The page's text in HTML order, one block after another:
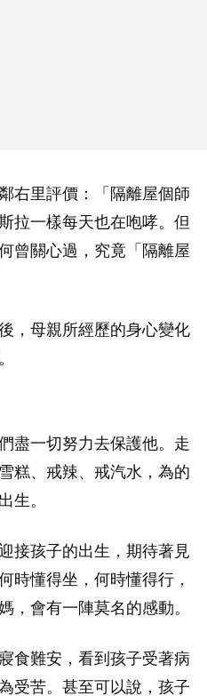
右里評價：「隔離屋個師
拉一樣每天也在咆哮。但
曾關心過，究竟「隔離屋
，母親所經歷的身心變化
盡一切努力去保護他。走
糕、戒辣、戒汽水，為的
生。
接孩子的出生，期待著見
時懂得坐，何時懂得行，
，會有一陣莫名的感動。
食難安，看到孩子受著病
受苦。甚至可以說，孩子